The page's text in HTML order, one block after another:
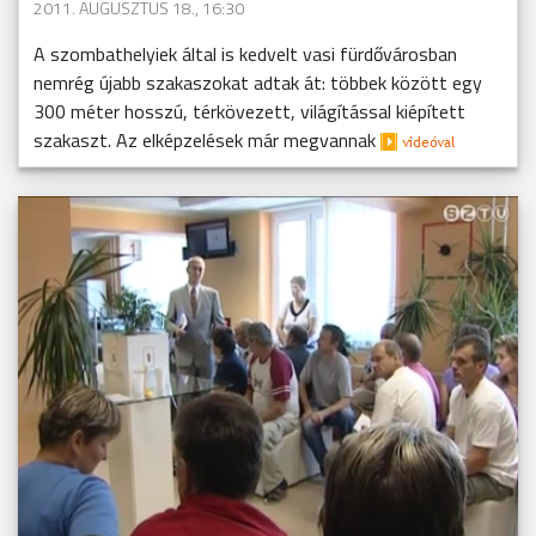
2011. AUGUSZTUS 18., 16:30
A szombathelyiek által is kedvelt vasi fürdővárosban
nemrég újabb szakaszokat adtak át: többek között egy
300 méter hosszú, térkövezett, világítással kiépített
szakaszt. Az elképzelések már megvannak